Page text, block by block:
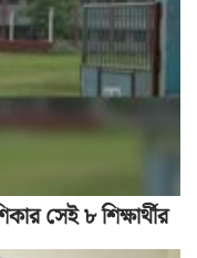
সেই ৮ শিক্ষার্থীর